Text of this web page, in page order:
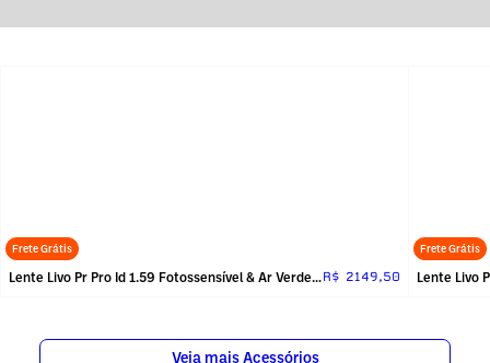
Frete Grátis
Lente Livo Pr Pro Id 1.59 Fotossensível & Ar Verde_sem_receitaR$ 2149,50
Frete Grátis
Veja mais Acessórios